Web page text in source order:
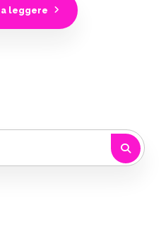
a leggere